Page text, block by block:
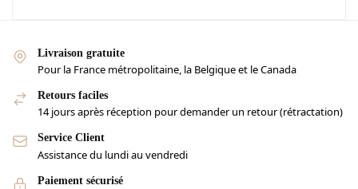
Livraison gratuite
Pour la France métropolitaine, la Belgique et le Canada
Retours faciles
14 jours après réception pour demander un retour (rétractation)
Service Client
Assistance du lundi au vendredi
Paiement sécurisé